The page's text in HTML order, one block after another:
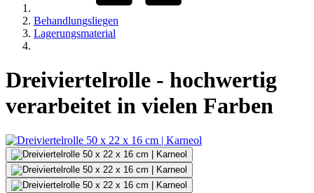
Behandlungsliegen
Lagerungsmaterial
Dreiviertelrolle - hochwertig
verarbeitet in vielen Farben